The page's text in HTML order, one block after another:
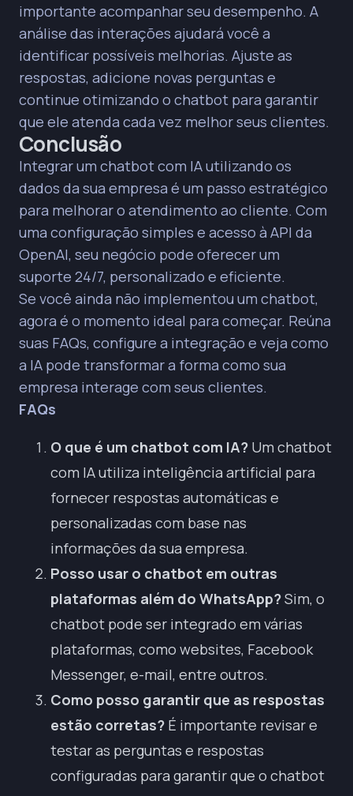
importante acompanhar seu desempenho. A
análise das interações ajudará você a
identificar possíveis melhorias. Ajuste as
respostas, adicione novas perguntas e
continue otimizando o chatbot para garantir
que ele atenda cada vez melhor seus clientes.
Conclusão
Integrar um chatbot com IA utilizando os
dados da sua empresa é um passo estratégico
para melhorar o atendimento ao cliente. Com
uma configuração simples e acesso à API da
OpenAI, seu negócio pode oferecer um
suporte 24/7, personalizado e eficiente.
Se você ainda não implementou um chatbot,
agora é o momento ideal para começar. Reúna
suas FAQs, configure a integração e veja como
a IA pode transformar a forma como sua
empresa interage com seus clientes.
FAQs
O que é um chatbot com IA? Um chatbot
com IA utiliza inteligência artificial para
fornecer respostas automáticas e
personalizadas com base nas
informações da sua empresa.
Posso usar o chatbot em outras
plataformas além do WhatsApp?Sim, o
chatbot pode ser integrado em várias
plataformas, como websites, Facebook
Messenger, e-mail, entre outros.
Como posso garantir que as respostas
estão corretas? É importante revisar e
testar as perguntas e respostas
configuradas para garantir que o chatbot